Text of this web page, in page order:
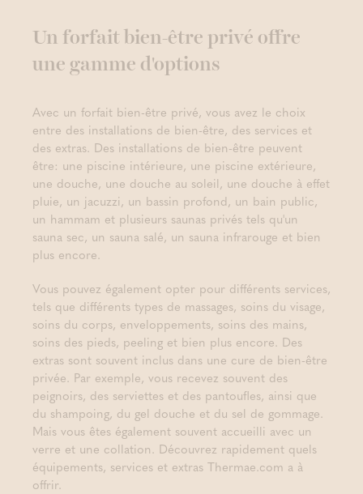
Un forfait bien-être privé offre
une gamme d'options
Avec un forfait bien-être privé, vous avez le choix
entre des installations de bien-être, des services et
des extras. Des installations de bien-être peuvent
être: une piscine intérieure, une piscine extérieure,
une douche, une douche au soleil, une douche à effet
pluie, un jacuzzi, un bassin profond, un bain public,
un hammam et plusieurs saunas privés tels qu'un
sauna sec, un sauna salé, un sauna infrarouge et bien
plus encore.
Vous pouvez également opter pour différents services,
tels que différents types de massages, soins du visage,
soins du corps, enveloppements, soins des mains,
soins des pieds, peeling et bien plus encore. Des
extras sont souvent inclus dans une cure de bien-être
privée. Par exemple, vous recevez souvent des
peignoirs, des serviettes et des pantoufles, ainsi que
du shampoing, du gel douche et du sel de gommage.
Mais vous êtes également souvent accueilli avec un
verre et une collation. Découvrez rapidement quels
équipements, services et extras Thermae.com a à
offrir.